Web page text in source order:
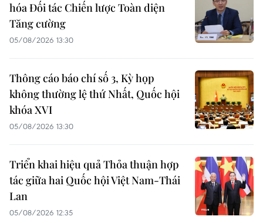
hóa Đối tác Chiến lược Toàn diện
Tăng cường
05/08/2026 13:30
Thông cáo báo chí số 3, Kỳ họp
không thường lệ thứ Nhất, Quốc hội
khóa XVI
05/08/2026 13:30
Triển khai hiệu quả Thỏa thuận hợp
tác giữa hai Quốc hội Việt Nam-Thái
Lan
05/08/2026 12:35